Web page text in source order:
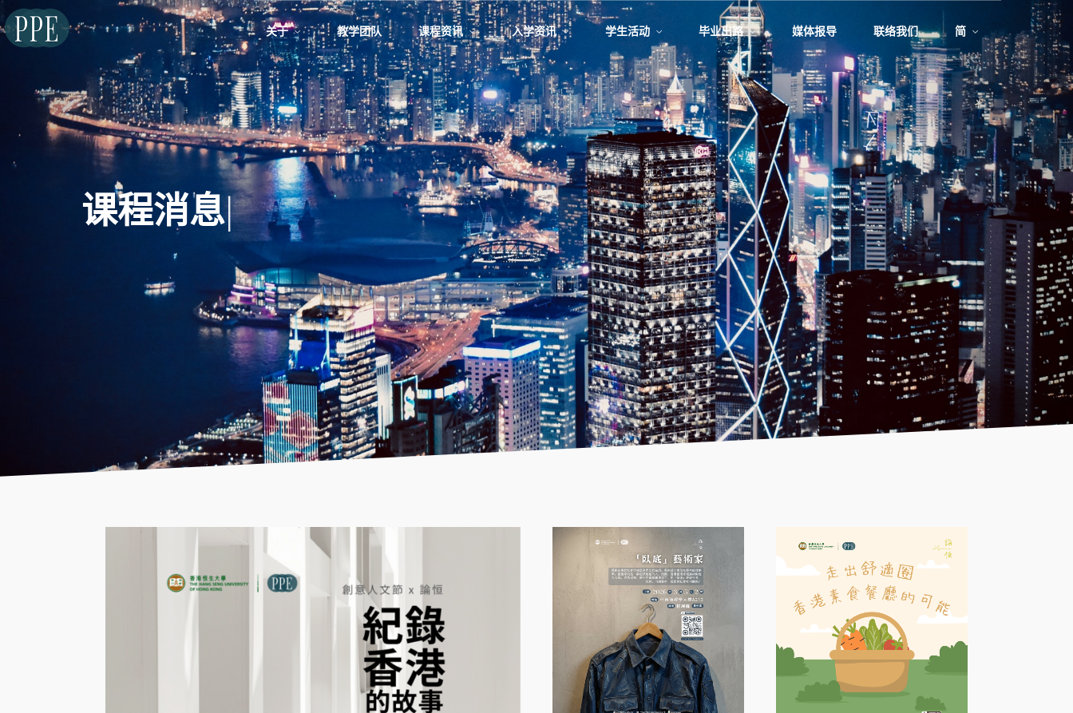
关于 教学团队 课程资讯 入学资讯 学生活动 毕业出路 媒体报导 联络我们 简
课程消息|